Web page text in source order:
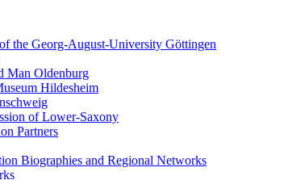
the Georg-August-University Göttingen
Man Oldenburg
Hildesheim
of Lower-Saxony
Partners
Biographies and Regional Networks